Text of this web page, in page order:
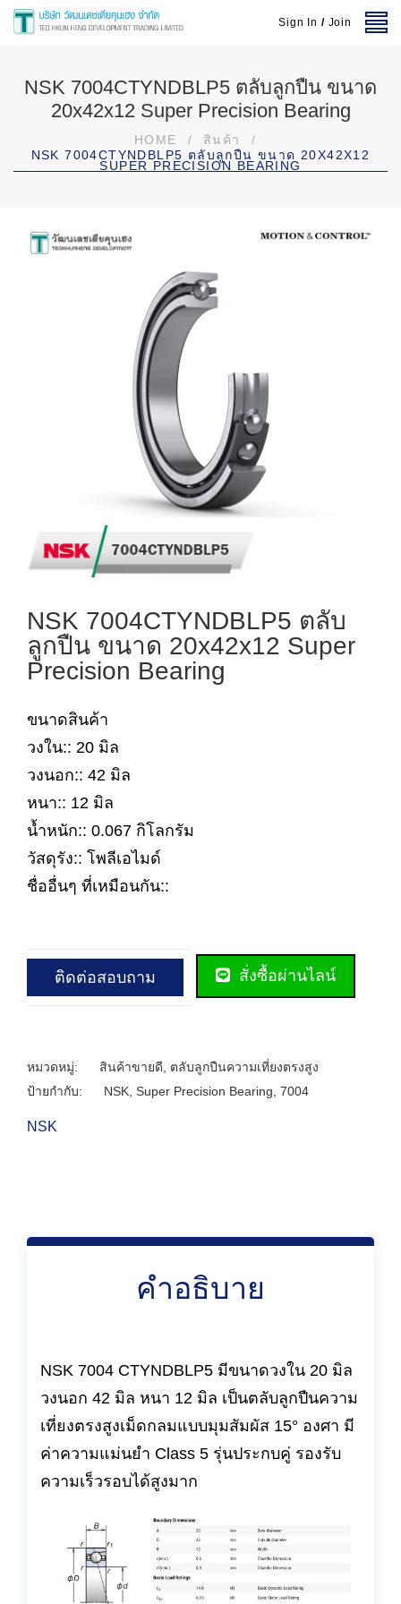
Sign In / Join
NSK 7004CTYNDBLP5 ตลับลูกปืน ขนาด
20x42x12 Super Precision Bearing
HOME / สินค้า
/
NSK 7004CTYNDBLP5 ตลับลูกปืน ขนาด 20X42X12
SUPER PRECISION BEARING
NSK 7004CTYNDBLP5 ตลับ
ลูกปืน ขนาด 20x42x12 Super
Precision Bearing
ขนาดสินค้า
วงใน:: 20 มิล
วงนอก:: 42 มิล
หนา:: 12 มิล
น้ำหนัก:: 0.067 กิโลกรัม
วัสดุรัง:: โพลีเอไมด์
ชื่ออื่นๆ ที่เหมือนกัน::
ติดต่อสอบถาม สั่งซื้อผ่านไลน์
หมวดหมู่: สินค้าขายดี
ตลับลูกปืนความเที่ยงตรงสูง
ป้ายกำกับ:
NSK Super Precision Bearing 7004
NSK
คำอธิบาย
NSK 7004 CTYNDBLP5 มีขนาดวงใน 20 มิล
วงนอก 42 มิล หนา 12 มิล เป็นตลับลูกปืนความ
เที่ยงตรงสูงเม็ดกลมแบบมุมสัมผัส 15° องศา มี
ค่าความแม่นยำ Class 5 รุ่นประกบคู่ รองรับ
ความเร็วรอบได้สูงมาก